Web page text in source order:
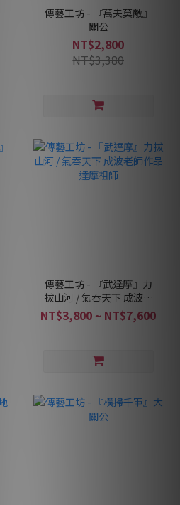
傳藝工坊 - 『萬夫莫敵』
關公
NT$2,800
NT$3,380
傳藝工坊 - 『武達摩』力
拔山河 / 氣吞天下 成波老
師作品 達摩祖師
NT$3,800 ~ NT$7,600